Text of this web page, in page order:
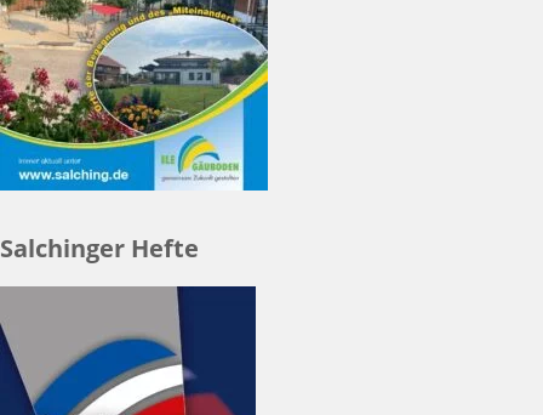
Salchinger Hefte